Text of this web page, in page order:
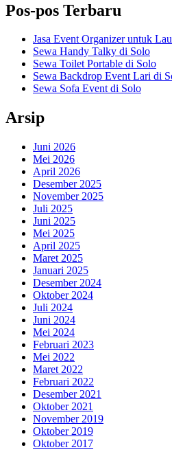
Widget
Area
Pos-pos Terbaru
Jasa Event Organizer untuk
Sewa Handy Talky di Solo
Sewa Toilet Portable di Solo
Sewa Backdrop Event Lari di
Sewa Sofa Event di Solo
Arsip
Juni 2026
Mei 2026
April 2026
Desember 2025
November 2025
Juli 2025
Juni 2025
Mei 2025
April 2025
Maret 2025
Januari 2025
Desember 2024
Oktober 2024
Juli 2024
Juni 2024
Mei 2024
Februari 2023
Mei 2022
Maret 2022
Februari 2022
Desember 2021
Oktober 2021
November 2019
Oktober 2019
Oktober 2017